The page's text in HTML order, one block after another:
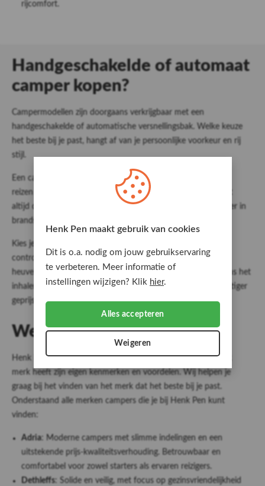
Henk Pen maakt gebruik van cookies
Dit is o.a. nodig om jouw gebruikservaring
te verbeteren. Meer informatie of
instellingen wijzigen? Klik hier.
Alles accepteren
Weigeren
rijcomfort.
Handgeschakelde of automaat
camper kopen?
Campermodellen zijn doorgaans verkrijgbaar met een
handgeschakelde of automatische versnellingsbak. Welke keuze
het beste bij je past, hangt af van je persoonlijke voorkeur en rij
stijl.
Een camper met automaat biedt extra comfort tijdens lange
reizen en is ideaal in stedelijke gebieden. Omdat de automaat
altijd de meest efficiënte versnelling kiest, is deze vaak zuiniger in
brandstofverbruik.
Kies je voor een handgeschakelde camper, dan heb je zelf
controle over het schakelmoment. Dit is vooral handig op
heuvelachtig terrein en bij snel optrekken, bijvoorbeeld tijdens het
inhalen. Bovendien zijn handgeschakelde campers vaak gunstiger
geprijsd in aanschaf.
Welk merk camper kopen?
Henk Pen biedt een breed scala aan topmerken campers. Elk
merk heeft zijn eigen kenmerken en voordelen. Wij helpen je
graag bij het vinden van het merk dat het beste bij je past.
Onderstaand alle merken campers die je bij Henk Pen kunt
vinden:
Adria: Moderne campers met slimme indelingen en een
uitstekende prijs-kwaliteitsverhouding. Betrouwbaar en
comfortabel voor zowel starters als ervaren reizigers.
Dethleffs: Solide en veilig, met focus op gezinsvriendelijkheid